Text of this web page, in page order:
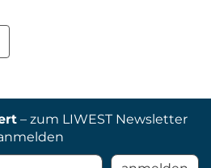
– zum LIWEST Newsletter